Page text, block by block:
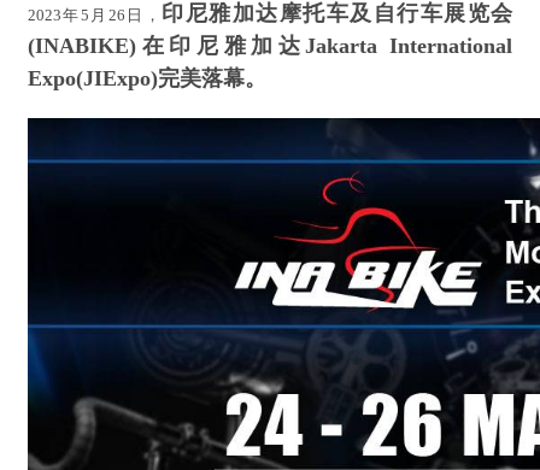
2023年5月26日， 印尼雅加达摩托车及自行车展览会
(INABIKE)在印尼雅加达Jakarta International
Expo(JIExpo)完美落幕。